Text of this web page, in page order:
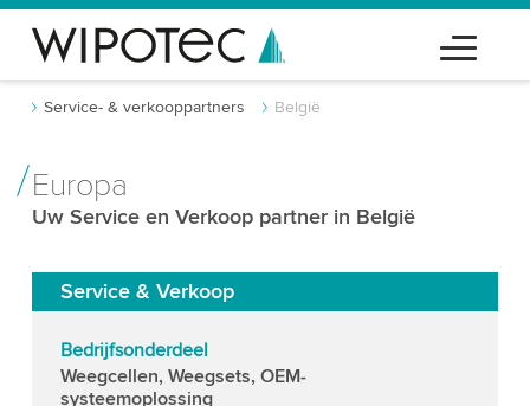
Service- & verkooppartners België
Europa
Uw Service en Verkoop partner in België
Service & Verkoop
Bedrijfsonderdeel
Weegcellen, Weegsets, OEM-
systeemoplossing